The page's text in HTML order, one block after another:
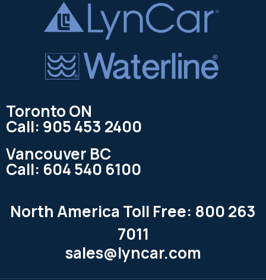
Toronto ON
Call: 905 453 2400
Vancouver BC
Call: 604 540 6100
North America Toll Free: 800 263
7011
sales@lyncar.com